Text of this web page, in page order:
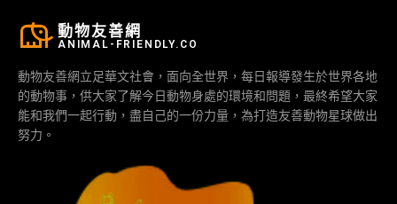
動物友善網
ANIMAL-FRIENDLY.CO
動物友善網立足華文社會，面向全世界，每日報導發生於世界各地
的動物事，供大家了解今日動物身處的環境和問題，最終希望大家
能和我們一起行動，盡自己的一份力量，為打造友善動物星球做出
努力。